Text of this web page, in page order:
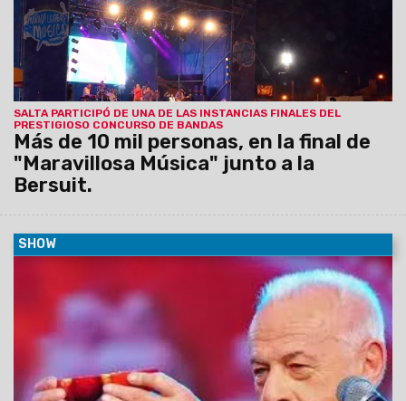
SALTA PARTICIPÓ DE UNA DE LAS INSTANCIAS FINALES DEL
PRESTIGIOSO CONCURSO DE BANDAS
Más de 10 mil personas, en la final de
"Maravillosa Música" junto a la
Bersuit.
SHOW
A los 77 años falleció en la madrugada de hoy
Gerardo Sofovich. Uno de los hombres más emblemáticos
de la industria del espectáculo argentino. Productor, actor,
autor, periodista, animador, fue uno de los más importantes
hacedores de figuras de los últimos 40 años en el mundo del